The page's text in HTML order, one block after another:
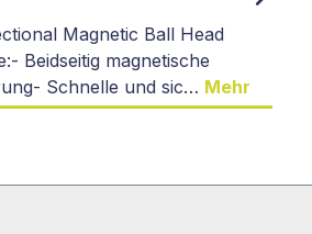
Magnetic Ball Head
Beidseitig magnetische
Schnelle und sic… Mehr